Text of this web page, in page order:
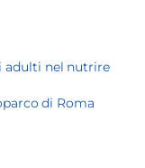
adulti nel nutrire
di Roma